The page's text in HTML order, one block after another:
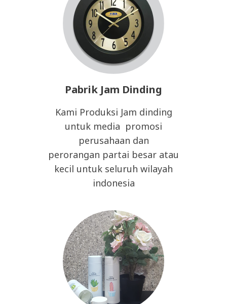
Pabrik Jam Dinding
Kami Produksi Jam dinding
untuk media promosi
perusahaan dan
perorangan partai besar atau
kecil untuk seluruh wilayah
indonesia